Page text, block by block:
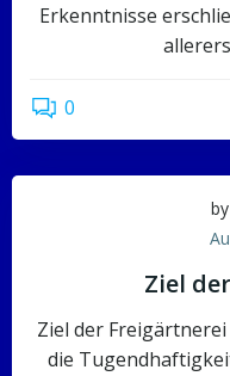
Erkenntnisse
0
by
Ziel
Ziel der Freigärtnerei
die